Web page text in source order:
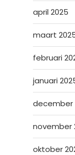
april 2025
maart
februari
januari
december
november
oktober